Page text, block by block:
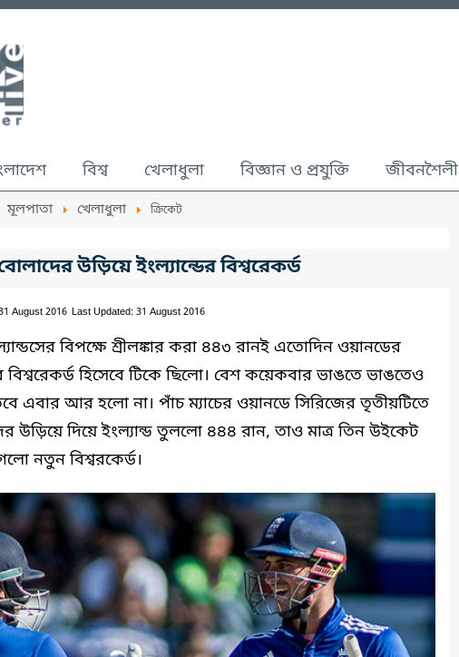
বিশ্ব খেলাধুলা বিজ্ঞান ও প্রযুক্তি জীবনশৈলী
মূলপাতা খেলাধুলা ক্রিকেট
উড়িয়ে ইংল্যান্ডের বিশ্বরেকর্ড
August 2016 Last Updated: 31 August 2016
বিপক্ষে শ্রীলঙ্কার করা ৪৪৩ রানই এতোদিন ওয়ানডের
বিশ্বরেকর্ড হিসেবে টিকে ছিলো। বেশ কয়েকবার ভাঙতে ভাঙতেও
এবার আর হলো না। পাঁচ ম্যাচের ওয়ানডে সিরিজের তৃতীয়টিতে
উড়িয়ে দিয়ে ইংল্যান্ড তুললো ৪৪৪ রান, তাও মাত্র তিন উইকেট
নতুন বিশ্বরকের্ড।